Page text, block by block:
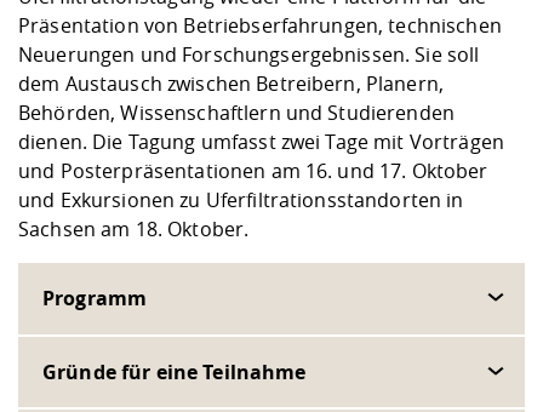
Präsentation von Betriebserfahrungen, technischen
Neuerungen und Forschungsergebnissen. Sie soll
dem Austausch zwischen Betreibern, Planern,
Behörden, Wissenschaftlern und Studierenden
dienen. Die Tagung umfasst zwei Tage mit Vorträgen
und Posterpräsentationen am 16. und 17. Oktober
und Exkursionen zu Uferfiltrationsstandorten in
Sachsen am 18. Oktober.
Programm
Gründe für eine Teilnahme